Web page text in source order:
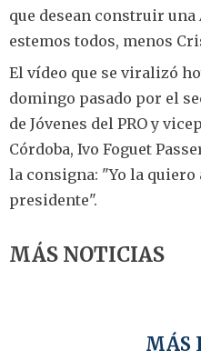
que desean construir
estemos todos, menos
El vídeo que se viralizó
domingo pasado por el
de Jóvenes del PRO y
Córdoba, Ivo Foguet
la consigna: "Yo la
presidente".
MÁS NOTICIAS
MÁS